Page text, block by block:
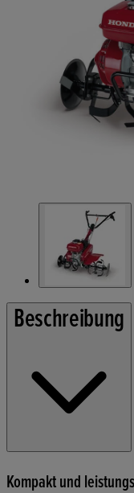
Beschreibung
Kompakt und